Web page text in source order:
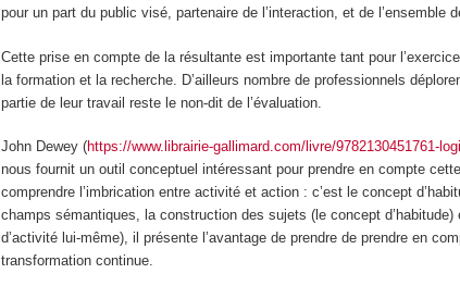
pour un part du public visé, partenaire de l’interaction, et de l’ensemble
Cette prise en compte de la résultante est importante tant pour
la formation et la recherche. D’ailleurs nombre de professionnels
partie de leur travail reste le non-dit de l’évaluation.
John Dewey (https://www.librairie-gallimard.com/livre/9782130451761-
nous fournit un outil conceptuel intéressant pour prendre en compte
comprendre l’imbrication entre activité et action : c’est le concept
champs sémantiques, la construction des sujets (le concept
d’activité lui-même), il présente l’avantage de prendre de prendre en
transformation continue.